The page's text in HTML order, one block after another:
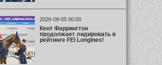
2026-08-05 00:00
Кент Фаррингтон
продолжает лидировать в
рейтинге FEI Longines!